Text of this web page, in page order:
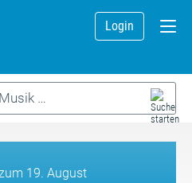
Login
19. August